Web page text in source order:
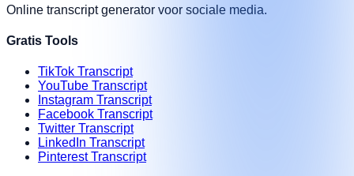
Online transcript generator voor sociale media.
Gratis Tools
TikTok Transcript
YouTube Transcript
Instagram Transcript
Facebook Transcript
Twitter Transcript
LinkedIn Transcript
Pinterest Transcript